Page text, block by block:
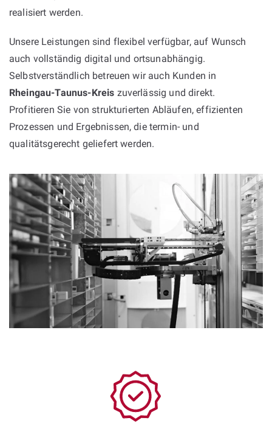
realisiert werden.
Unsere Leistungen sind flexibel verfügbar, auf Wunsch
auch vollständig digital und ortsunabhängig.
Selbstverständlich betreuen wir auch Kunden in
Rheingau-Taunus-Kreis zuverlässig und direkt.
Profitieren Sie von strukturierten Abläufen, effizienten
Prozessen und Ergebnissen, die termin- und
qualitätsgerecht geliefert werden.